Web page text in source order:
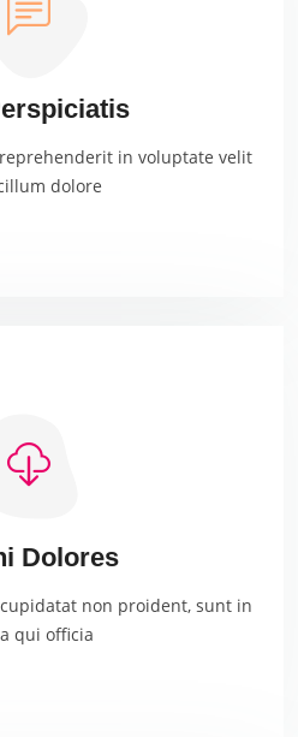
in voluptate velit
dolore
Dolores
non proident, sunt in
qui officia